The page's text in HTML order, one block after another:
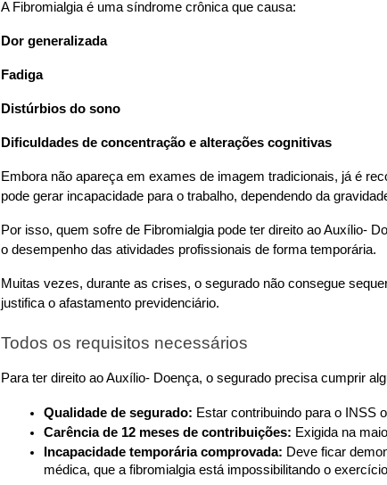
A Fibromialgia é uma síndrome crônica que causa:
Dor generalizada
Fadiga
Distúrbios do sono
Dificuldades de concentração e alterações cognitivas
Embora não apareça em exames de imagem tradicionais, já é
pode gerar incapacidade para o trabalho, dependendo da
Por isso, quem sofre de Fibromialgia pode ter direito ao Auxílio-
o desempenho das atividades profissionais de forma temporária.
Muitas vezes, durante as crises, o segurado não consegue
justifica o afastamento previdenciário.
Todos os requisitos necessários
Para ter direito ao Auxílio- Doença, o segurado precisa cumprir
Qualidade de segurado: Estar contribuindo para o INSS
Carência de 12 meses de contribuições: Exigida na
Incapacidade temporária comprovada: Deve ficar
médica, que a fibromialgia está impossibilitando o